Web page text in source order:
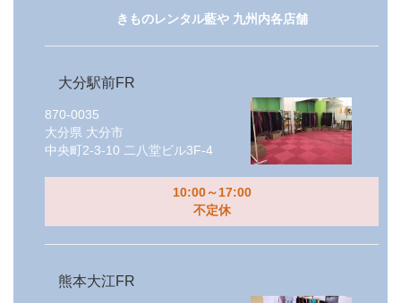
きものレンタル藍や 九州内各店舗
大分駅前FR
870-0035
大分県 大分市
中央町2-3-10 二八堂ビル3F-4
10:00～17:00
不定休
熊本大江FR